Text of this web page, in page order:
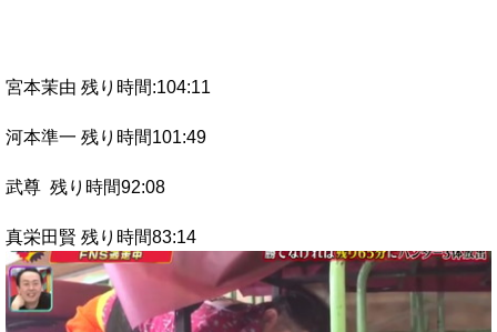
宮本茉由 残り時間:104:11
河本準一 残り時間101:49
武尊 残り時間92:08
真栄田賢 残り時間83:14